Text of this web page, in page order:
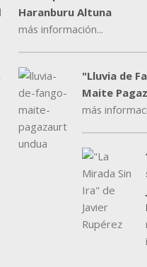
Haranburu Altuna
más información...
"Lluvia de
Maite
más